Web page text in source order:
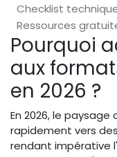
Checklist
Ressources
Pourquoi
aux
en 2026 ?
En 2026, le
rapidement vers
rendant impérative